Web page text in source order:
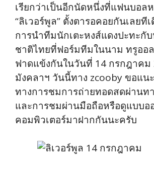
เรียกว่าเป็นอีกนัดหนึ่งที่แฟนบอล
“ลิเวอร์พูล” ตั้งตารอคอยกันเลยที
การนำทีมนักเตะหงส์แดงปะทะกั
ชาติไทยที่ฟอร์มทีมในนาม ทรูออ
ฟาดแข้งกันในวันที่ 14 กรกฎาคม
มังคลาฯ วันนี้ทาง zcooby ขอแน
ทางการชมการถ่ายทอดสดผ่านท
และการชมผ่านมือถือหรือดูแบบ
คอมพิวเตอร์มาฝากกันนะครับ